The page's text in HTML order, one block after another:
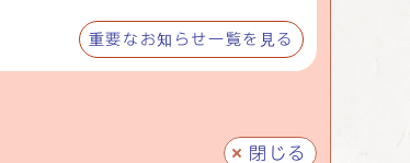
重要なお知らせ一覧を見る
閉じる